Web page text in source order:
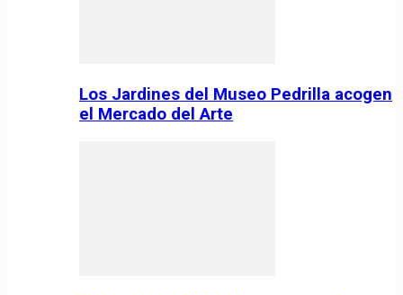
Los Jardines del Museo Pedrilla acogen
el Mercado del Arte